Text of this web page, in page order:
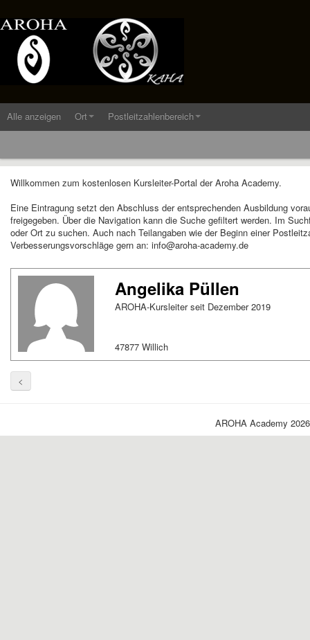
Alle anzeigen Ort Postleitzahlenbereich
Willkommen zum kostenlosen Kursleiter-Portal der Aroha Academy.
Eine Eintragung setzt den Abschluss der entsprechenden Ausbildung
freigegeben. Über die Navigation kann die Suche gefiltert werden. Im
oder Ort zu suchen. Auch nach Teilangaben wie der Beginn einer
Verbesserungsvorschläge gern an: info@aroha-academy.de
Angelika Püllen
AROHA-Kursleiter seit Dezember 2019
47877 Willich
<
AROHA Academy